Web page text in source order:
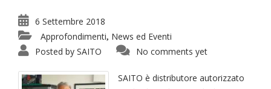
6 Settembre 2018
Approfondimenti, News ed Eventi
Posted by SAITO No comments yet
SAITO è distributore autorizzato